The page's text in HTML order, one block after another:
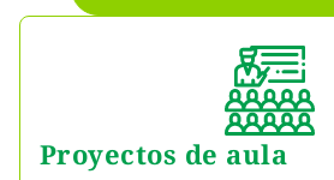
Proyectos de aula